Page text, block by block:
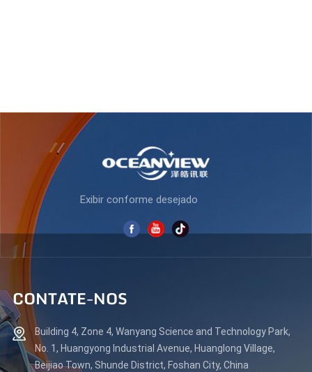
Exibir conforme desejado
CONTATE-NOS
Building 4, Zone 4, Wanyang Science and Technology Park,
No. 1, Huangyong Industrial Avenue, Huanglong Village,
Beijiao Town, Shunde District, Foshan City, China